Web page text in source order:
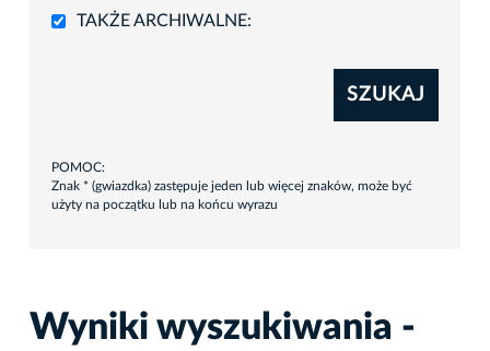
TAKŻE ARCHIWALNE:
SZUKAJ
POMOC:
Znak * (gwiazdka) zastępuje jeden lub więcej znaków, może być
użyty na początku lub na końcu wyrazu
Wyniki wyszukiwania -